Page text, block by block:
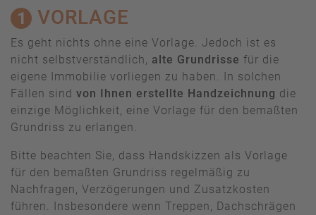
1 VORLAGE
Es geht nichts ohne eine Vorlage. Jedoch ist es
nicht selbstverständlich, alte Grundrisse für die
eigene Immobilie vorliegen zu haben. In solchen
Fällen sind von Ihnen erstellte Handzeichnung die
einzige Möglichkeit, eine Vorlage für den bemaßten
Grundriss zu erlangen.
Bitte beachten Sie, dass Handskizzen als Vorlage
für den bemaßten Grundriss regelmäßig zu
Nachfragen, Verzögerungen und Zusatzkosten
führen. Insbesondere wenn Treppen, Dachschrägen